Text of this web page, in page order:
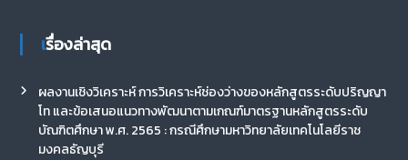
เรื่องล่าสุด
ผลงานเชิงวิเคราะห์ การวิเคราะห์ช่องว่างของหลักสูตรระดับปริญญา
โท และข้อเสนอแนวทางพัฒนาตามเกณฑ์มาตรฐานหลักสูตรระดับ
บัณฑิตศึกษา พ.ศ. 2565 : กรณีศึกษามหาวิทยาลัยเทคโนโลยีราช
มงคลธัญบุรี